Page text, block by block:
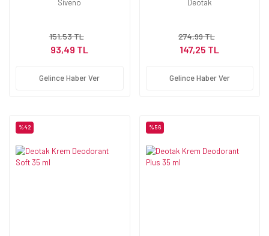
Siveno
151,53 TL
93,49 TL
Gelince Haber Ver
Deotak
274,99 TL
147,25 TL
Gelince Haber Ver
%42 %56